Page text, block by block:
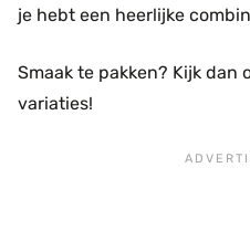
je hebt een heerlijke
Smaak te pakken? Kijk dan
variaties!